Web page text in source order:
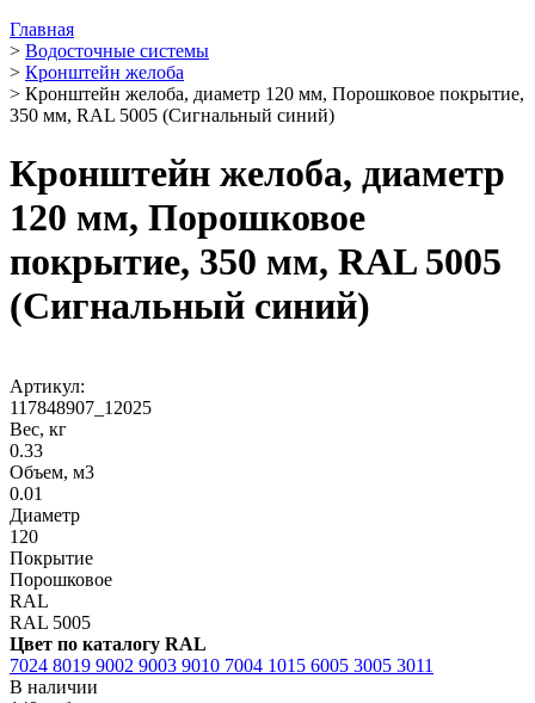
Главная
> Водосточные системы
> Кронштейн желоба
> Кронштейн желоба, диаметр 120 мм, Порошковое покрытие,
350 мм, RAL 5005 (Сигнальный синий)
Кронштейн желоба, диаметр
120 мм, Порошковое
покрытие, 350 мм, RAL 5005
(Сигнальный синий)
Артикул:
117848907_12025
Вес, кг
0.33
Объем, м3
0.01
Диаметр
120
Покрытие
Порошковое
RAL
RAL 5005
Цвет по каталогу RAL
7024 8019 9002 9003 9010 7004 1015 6005 3005 3011
В наличии